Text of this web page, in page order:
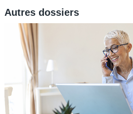
Autres dossiers